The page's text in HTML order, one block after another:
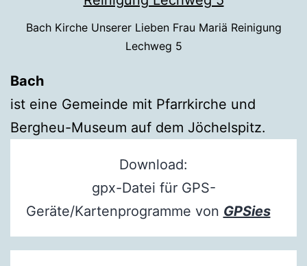
Bach Kirche Unserer Lieben Frau Mariä Reinigung
Lechweg 5
Bach
ist eine Gemeinde mit Pfarrkirche und
Bergheu-Museum auf dem Jöchelspitz.
Download:
gpx-Datei für GPS-
Geräte/Kartenprogramme von GPSies